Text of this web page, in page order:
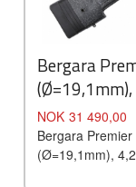
Bergara
Pris
NOK 31 490,00
Bergara
(Ø=19,1mm),